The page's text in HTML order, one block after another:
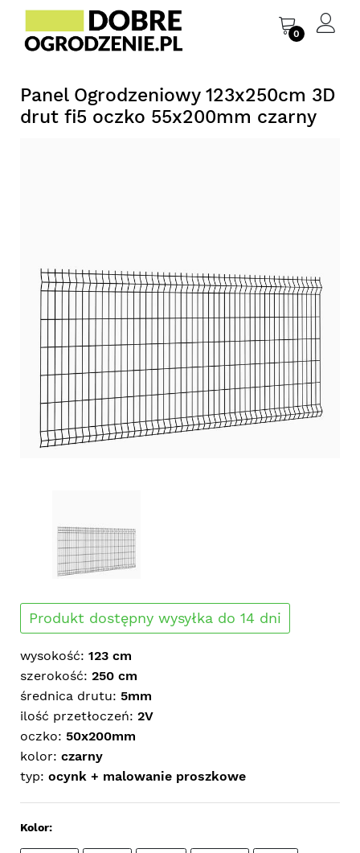
0
Panel Ogrodzeniowy 123x250cm 3D
drut fi5 oczko 55x200mm czarny
Produkt dostępny wysyłka do 14 dni
wysokość: 123 cm
szerokość: 250 cm
średnica drutu: 5mm
ilość przetłoczeń: 2V
oczko: 50x200mm
kolor: czarny
typ: ocynk + malowanie proszkowe
Kolor: